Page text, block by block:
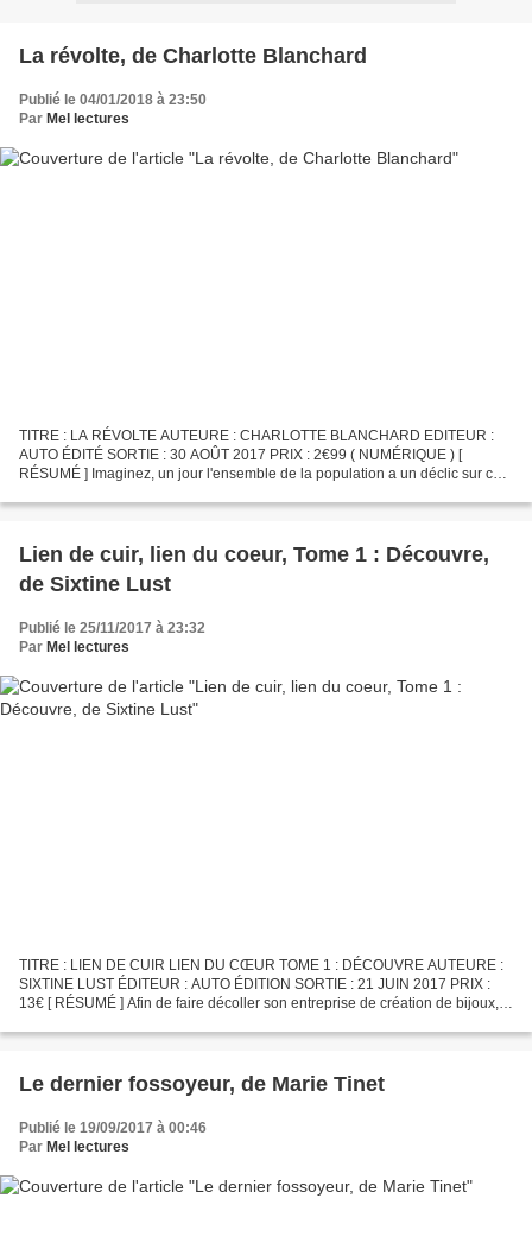
La révolte, de Charlotte Blanchard
Publié le 04/01/2018 à 23:50
Par Mel lectures
TITRE : LA RÉVOLTE AUTEURE : CHARLOTTE BLANCHARD EDITEUR :
AUTO ÉDITÉ SORTIE : 30 AOÛT 2017 PRIX : 2€99 ( NUMÉRIQUE ) [
RÉSUMÉ ] Imaginez, un jour l'ensemble de la population a un déclic sur ce
Lien de cuir, lien du coeur, Tome 1 : Découvre,
de Sixtine Lust
Publié le 25/11/2017 à 23:32
Par Mel lectures
TITRE : LIEN DE CUIR LIEN DU CŒUR TOME 1 : DÉCOUVRE AUTEURE :
SIXTINE LUST ÉDITEUR : AUTO ÉDITION SORTIE : 21 JUIN 2017 PRIX :
13€ [ RÉSUMÉ ] Afin de faire décoller son entreprise de création de bijoux,
Le dernier fossoyeur, de Marie Tinet
Publié le 19/09/2017 à 00:46
Par Mel lectures